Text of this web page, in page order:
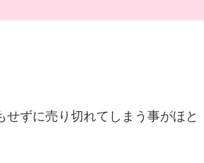
ずに売り切れてしまう事がほと